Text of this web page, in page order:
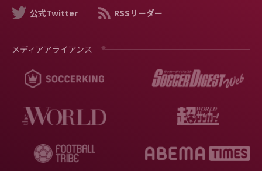
公式Twitter RSSリーダー
メディアアライアンス